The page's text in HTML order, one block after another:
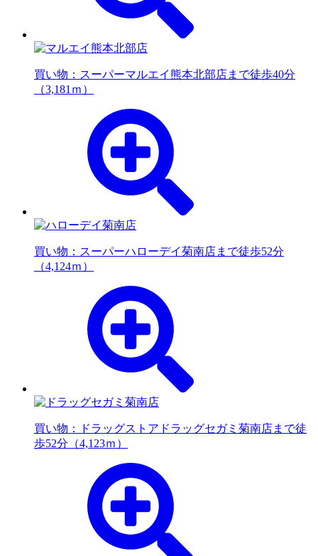
買い物：スーパーマルエイ熊本北部店まで徒歩40分
（3,181ｍ）
買い物：スーパーハローデイ菊南店まで徒歩52分
（4,124ｍ）
買い物：ドラッグストア ドラッグセガミ菊南店まで徒
歩52分（4,123ｍ）